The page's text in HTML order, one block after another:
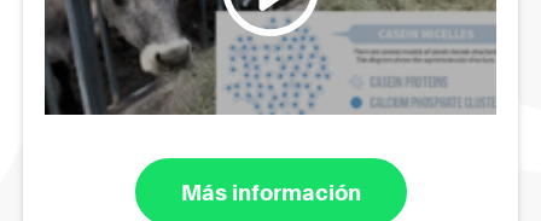
Más información